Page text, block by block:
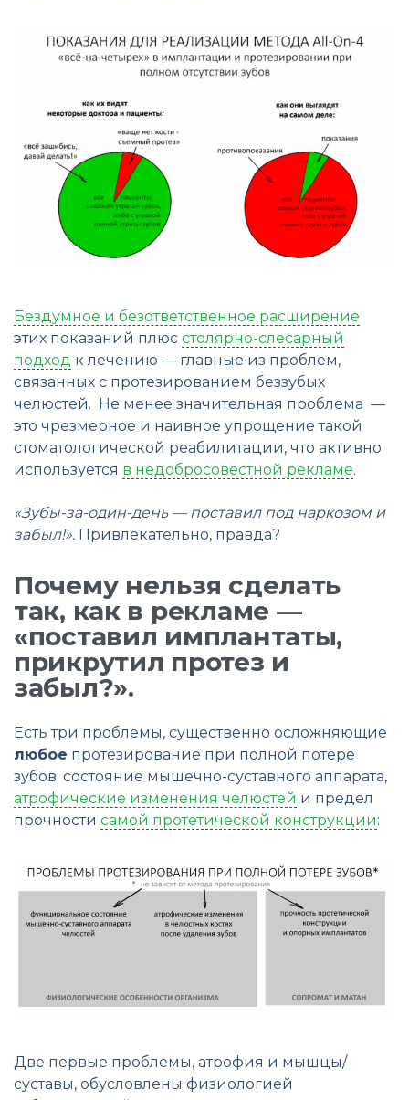
Бездумное и безответственное расширение
этих показаний плюс столярно-слесарный
подход к лечению — главные из проблем,
связанных с протезированием беззубых
челюстей. Не менее значительная проблема —
это чрезмерное и наивное упрощение такой
стоматологической реабилитации, что активно
используется в недобросовестной рекламе.
«Зубы-за-один-день — поставил под наркозом и
забыл!». Привлекательно, правда?
Почему нельзя сделать
так, как в рекламе —
«поставил имплантаты,
прикрутил протез и
забыл?».
Есть три проблемы, существенно осложняющие
любое протезирование при полной потере
зубов: состояние мышечно-суставного аппарата,
атрофические изменения челюстей и предел
прочности самой протетической конструкции:
Две первые проблемы, атрофия и мышцы/
суставы, обусловлены физиологией